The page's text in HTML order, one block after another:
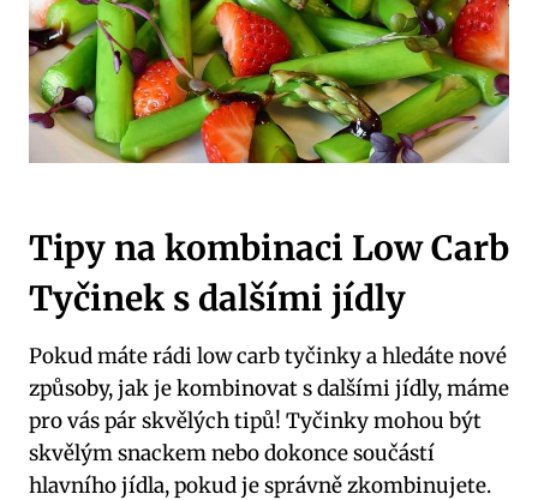
Tipy na kombinaci Low Carb
Tyčinek s dalšími jídly
Pokud máte rádi low carb tyčinky ‍a hledáte nové
způsoby, jak je kombinovat s ⁢dalšími jídly, ⁤máme
pro vás​ pár skvělých tipů! Tyčinky mohou​ být
skvělým snackem nebo ​dokonce součástí⁤
hlavního jídla, pokud je správně zkombinujete.